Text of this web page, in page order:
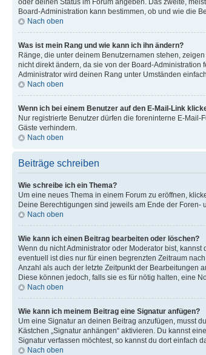
Board-Administration kann bestimmen, ob und wie die
Nach oben
Was ist mein Rang und wie kann ich ihn ändern?
Ränge, die unter deinem Benutzernamen stehen,
nicht direkt ändern, da sie von der Board-
Administrator wird deinen Rang unter Umständen
Nach oben
Wenn ich bei einem Benutzer auf den E-Mail-Link
Nur registrierte Benutzer dürfen die foreninterne E-
Gäste verhindern.
Nach oben
Beiträge schreiben
Wie schreibe ich ein Thema?
Um eine neues Thema in einem Forum zu eröffnen,
Deine Berechtigungen sind jeweils am Ende der Foren-
Nach oben
Wie kann ich einen Beitrag bearbeiten oder löschen?
Wenn du nicht Administrator oder Moderator bist,
eventuell ist dies nur für einen begrenzten Zeitraum
Anzahl als auch der letzte Zeitpunkt der Bearbeitungen
Diese können jedoch, falls sie es für nötig halten, eine
Nach oben
Wie kann ich meinem Beitrag eine Signatur anfügen?
Um eine Signatur an deinen Beitrag anzufügen, musst
Kästchen „Signatur anhängen“ aktivieren. Du kannst
Signatur verfassen möchtest, so kannst du dort einfach
Nach oben